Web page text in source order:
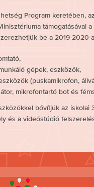
Program keretében,
támogatásával
be a 2019-2020-
gépek, eszközök,
(puskamikrofon,
mikrofontartó bot és
bővítjük az iskolai
és a videóstúdió